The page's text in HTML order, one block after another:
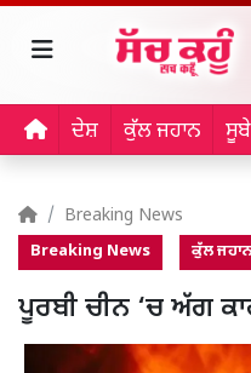
ਦੇਸ਼ ਕੁੱਲ ਜਹਾਨ ਸੂਬੇ
Breaking News
Breaking News ਕੁੱਲ
ਪੂਰਬੀ ਚੀਨ ‘ਚ ਅੱਗ